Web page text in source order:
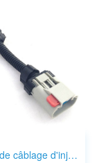
faisceau de câblage d'injecteur de carburant